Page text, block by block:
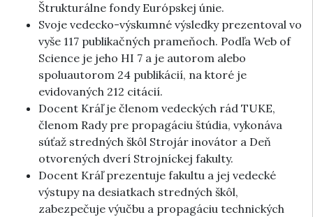
Štrukturálne fondy Európskej únie.
Svoje vedecko-výskumné výsledky prezentoval vo
vyše 117 publikačných prameňoch. Podľa Web of
Science je jeho HI 7 a je autorom alebo
spoluautorom 24 publikácií, na ktoré je
evidovaných 212 citácií.
Docent Kráľ je členom vedeckých rád TUKE,
členom Rady pre propagáciu štúdia, vykonáva
súťaž stredných škôl Strojár inovátor a Deň
otvorených dverí Strojníckej fakulty.
Docent Kráľ prezentuje fakultu a jej vedecké
výstupy na desiatkach stredných škôl,
zabezpečuje výučbu a propagáciu technických